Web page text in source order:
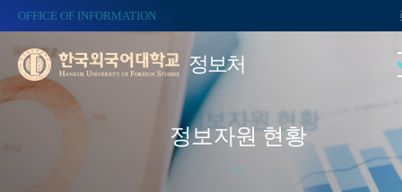
OFFICE OF INFORMATION
정보처
정보자원 현황